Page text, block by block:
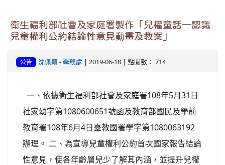
衛生福利部社會及家庭署製作「兒權童話—認識
兒童權利公約結論性意見動畫及教案」
公告 沈佩穎-學務處 | 2019-06-18 | 點閱數： 714
一、依據衛生福利部社會及家庭署108年5月31日
社家幼字第1080600651號函及教育部國民及學前
教育署108年6月4日臺教國署學字第1080063192
辦理。 二、為宣導兒童權利公約首次國家報告結論
性意見，使各年齡層兒少了解其內涵，並提升兒權